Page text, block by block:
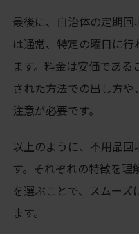
最後に、自治体の定期回
は通常、特定の曜日に
ます。料金は安価であ
された方法での出し方や
注意が必要です。
以上のように、不用品
す。それぞれの特徴を
を選ぶことで、スムー
ます。